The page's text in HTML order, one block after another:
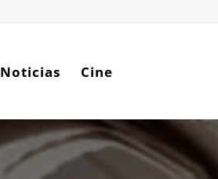
Noticias Cine